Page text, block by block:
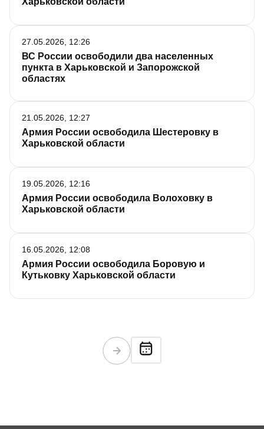
ВС России освободили два населенных
пункта в Харьковской и Запорожской
областях
27.05.2026, 12:26
Армия России освободила Шестеровку в
Харьковской области
21.05.2026, 12:27
Армия России освободила Волоховку в
Харьковской области
19.05.2026, 12:16
Армия России освободила Боровую и
Кутьковку Харьковской области
16.05.2026, 12:08